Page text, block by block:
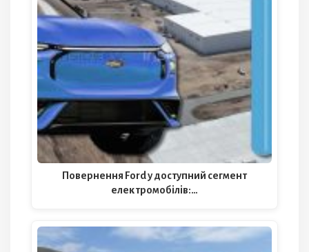
Повернення Ford у доступний сегмент
електромобілів:…